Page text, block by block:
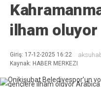
EKONOMI
POLITIKA
SPOR
SAĞLIK
ilham oluyor
Giriş: 17-12-2025 16:22
Kaynak: HABER MERKEZI